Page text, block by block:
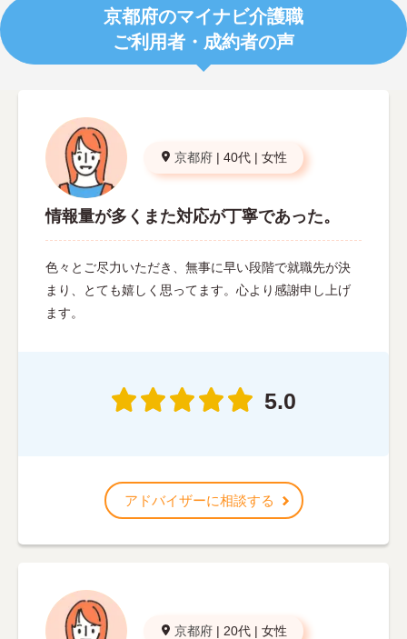
京都府のマイナビ介護職
ご利用者・成約者の声
京都府 | 40代 | 女性
情報量が多くまた対応が丁寧であった。
色々とご尽力いただき、無事に早い段階で就職先が決
まり、とても嬉しく思ってます。心より感謝申し上げ
ます。
5.0
アドバイザーに相談する
京都府 | 20代 | 女性